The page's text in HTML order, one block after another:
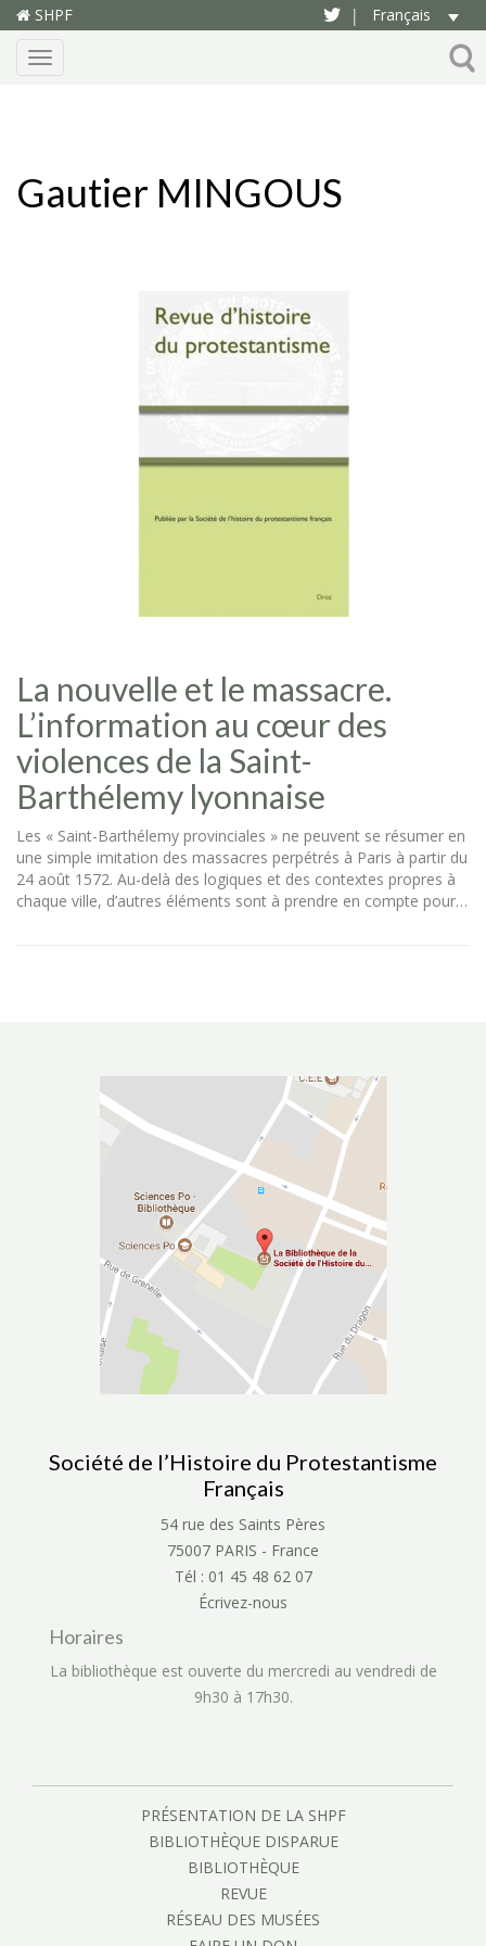
SHPF | Français
Menu
Gautier MINGOUS
La nouvelle et le massacre.
L’information au cœur des
violences de la Saint-
Barthélemy lyonnaise
Les « Saint-Barthélemy provinciales » ne peuvent se résumer en
une simple imitation des massacres perpétrés à Paris à partir du
24 août 1572. Au-delà des logiques et des contextes propres à
chaque ville, d’autres éléments sont à prendre en compte pour…
Société de l’Histoire du Protestantisme
Français
54 rue des Saints Pères
75007 PARIS - France
Tél : 01 45 48 62 07
Écrivez-nous
Horaires
La bibliothèque est ouverte du mercredi au vendredi de
9h30 à 17h30.
PRÉSENTATION DE LA SHPF
BIBLIOTHÈQUE DISPARUE
BIBLIOTHÈQUE
REVUE
RÉSEAU DES MUSÉES